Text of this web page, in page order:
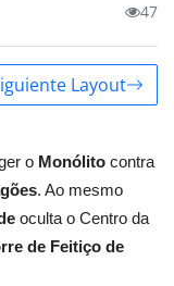
47
Layout
o Monólito contra
. Ao mesmo
oculta o Centro da
de Feitiço de